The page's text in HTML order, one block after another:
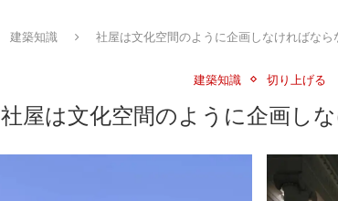
建築知識 社屋は文化空間のように企画しなければなら
建築知識 切り上げる
社屋は文化空間のように企画し